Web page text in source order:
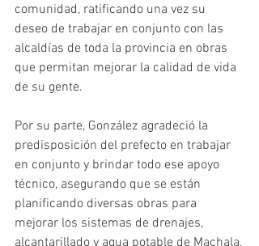
comunidad, ratificando una vez su
deseo de trabajar en conjunto con las
alcaldías de toda la provincia en obras
que permitan mejorar la calidad de vida
de su gente.
Por su parte, González agradeció la
predisposición del prefecto en trabajar
en conjunto y brindar todo ese apoyo
técnico, asegurando que se están
planificando diversas obras para
mejorar los sistemas de drenajes,